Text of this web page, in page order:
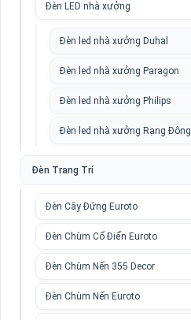
Đèn LED nhà xưởng
Đèn led nhà xưởng Duhal
Đèn led nhà xưởng Paragon
Đèn led nhà xưởng Philips
Đèn led nhà xưởng Rạng Đông
Đèn Trang Trí
Đèn Cây Đứng Euroto
Đèn Chùm Cổ Điển Euroto
Đèn Chùm Nến 355 Decor
Đèn Chùm Nến Euroto